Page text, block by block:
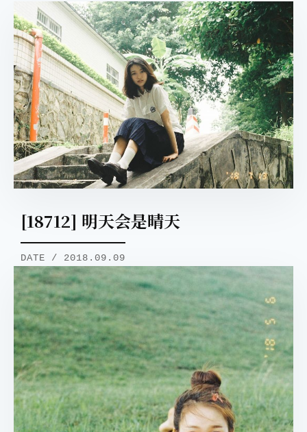
[18712] 明天会是晴天
DATE / 2018.09.09